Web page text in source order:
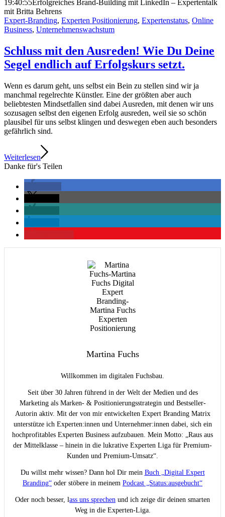
19:40:55Erfolgreiches Brand-Building mit LinkedIn – Expertentalk
mit Britta Behrens
Expert-Branding, Experten Positionierung, Expertenstatus, Online
Business, Unternehmenswachstum
Schluss mit den Ausreden! Wie Du Deine
Segel endlich auf Erfolgskurs setzt.
Wenn es darum geht, uns selbst ein Bein zu stellen sind wir ja
manchmal regelrechte Künstler. Eine der größten aber auch
beliebtesten Mindsetfallen sind dabei Ausreden, mit denen wir uns
sozusagen selbst den eigenen Erfolg ausreden, weil sie so schön
plausibel für uns selbst klingen und deswegen eben auch besonders
gefährlich sind.
Weiterlesen
Danke für's Teilen
Martina Fuchs
Willkommen im digitalen Fuchsbau.
Seit über 30 Jahren führend in der Welt der Medien und des
Marketing als Marken- & Positionierungsstrategin und Bestseller-
Autorin aktiv. Mit der von mir entwickelten Expert Branding Matrix
unterstütze ich Experten:innen und Unternehmer:innen dabei, sich ein
hochprofitables Experten Business aufzubauen. Mein Motto: „Raus aus
der Mittelklasse – hinein in die lukrative Experten Liga für Premium-
Kunden und Premium-Umsatz“.
Du willst mehr wissen? Dann hol Dir mein Buch „Digital Expert
Branding“ oder stöbere in meinem Podcast „Status:ausgebucht“
Oder noch besser, lass uns sprechen und ich zeige dir deinen smarten
Weg in die Experten-Liga.